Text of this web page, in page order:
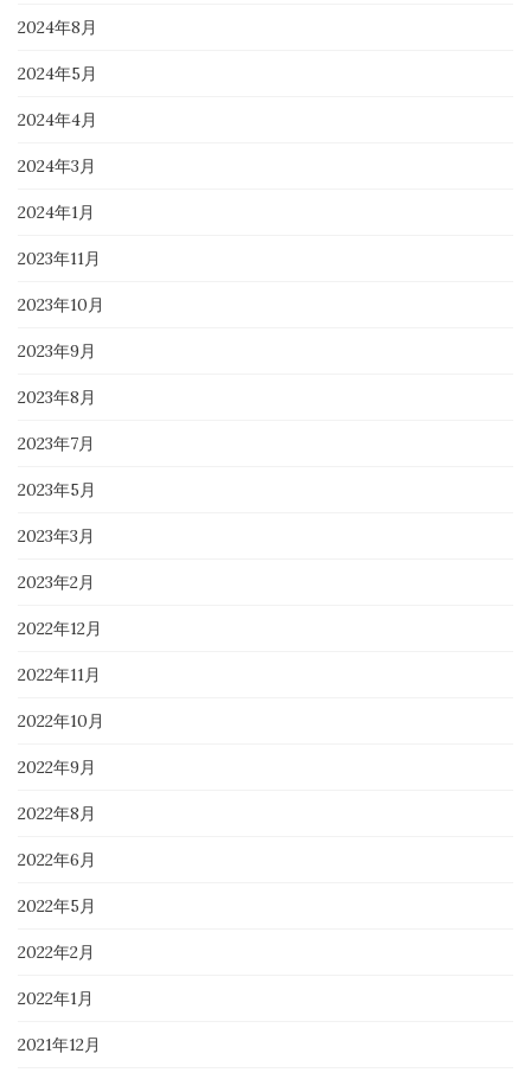
2024年8月
2024年5月
2024年4月
2024年3月
2024年1月
2023年11月
2023年10月
2023年9月
2023年8月
2023年7月
2023年5月
2023年3月
2023年2月
2022年12月
2022年11月
2022年10月
2022年9月
2022年8月
2022年6月
2022年5月
2022年2月
2022年1月
2021年12月